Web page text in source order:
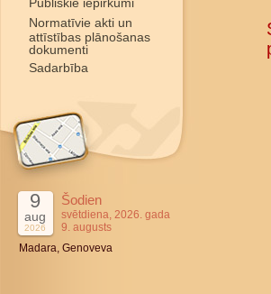
Normatīvie akti un
attīstības plānošanas
dokumenti
Sadarbība
9
aug
2026
Šodien
svētdiena, 2026. gada
9. augusts
Madara, Genoveva